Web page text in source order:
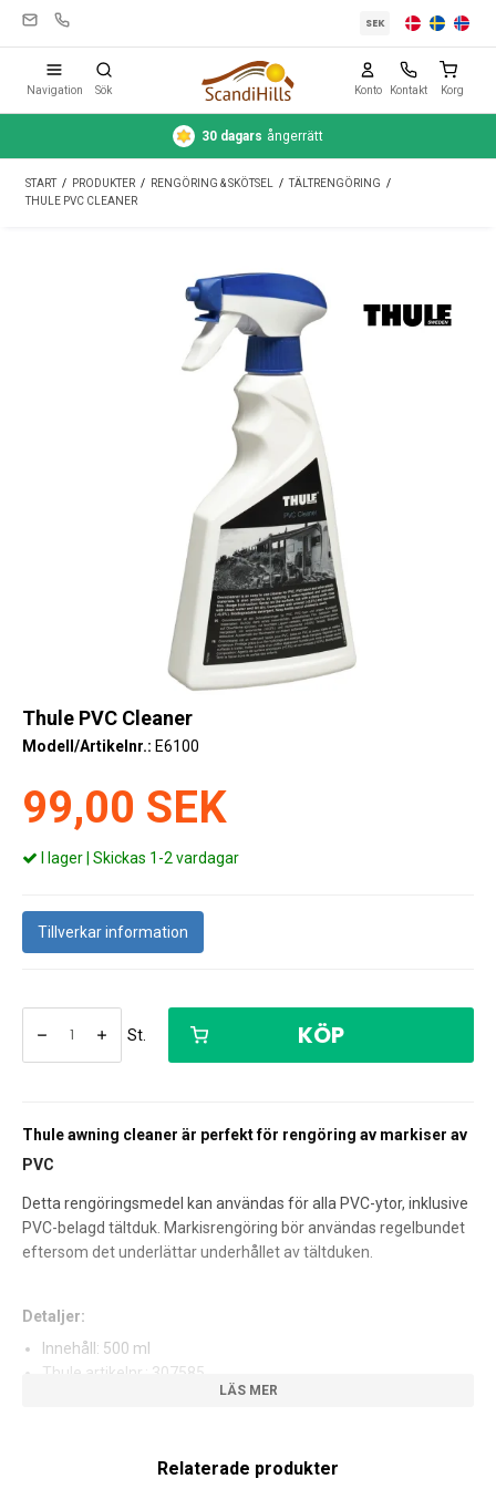
Tält
Restförsäljning
SEK
Navigation Sök Konto Kontakt Korg
30 dagars ångerrätt
START / PRODUKTER / RENGÖRING & SKÖTSEL / TÄLTRENGÖRING /
THULE PVC CLEANER
Thule PVC Cleaner
Modell/Artikelnr.: E6100
99,00 SEK
I lager | Skickas 1-2 vardagar
Tillverkar information
St. KÖP
Thule awning cleaner är perfekt för rengöring av markiser av
PVC
Detta rengöringsmedel kan användas för alla PVC-ytor, inklusive
PVC-belagd tältduk. Markisrengöring bör användas regelbundet
eftersom det underlättar underhållet av tältduken.
Detaljer:
Innehåll: 500 ml
Thule artikelnr.: 307585
Relaterade produkter